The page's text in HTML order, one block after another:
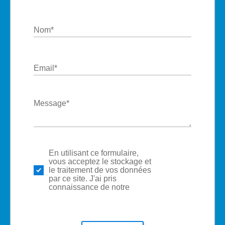
Nom*
Email *
Message*
En utilisant ce formulaire,
vous acceptez le stockage et
le traitement de vos données
par ce site. J'ai pris
connaissance de notre